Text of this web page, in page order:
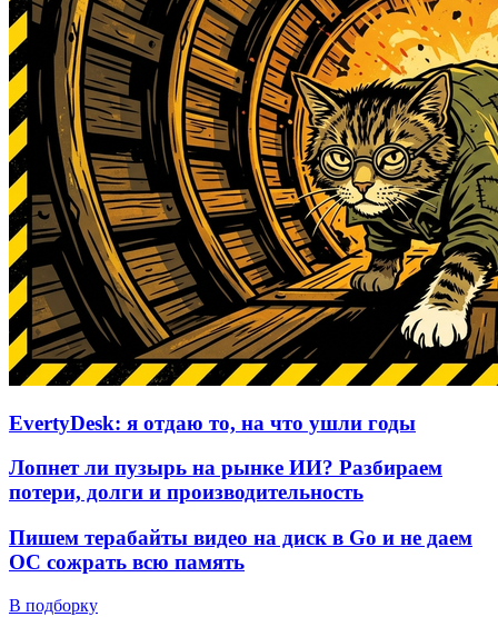
EvertyDesk: я отдаю то, на что ушли годы
Лопнет ли пузырь на рынке ИИ? Разбираем
потери, долги и производительность
Пишем терабайты видео на диск в Go и не даем
ОС сожрать всю память
В подборку